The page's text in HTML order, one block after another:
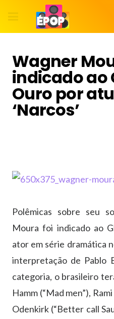
Wagner
indicado ao
Ouro por
‘Narcos’
Polêmicas sobre seu
Moura foi indicado ao
ator em série dramática
interpretação de Pablo
categoria, o brasileiro
Hamm (“Mad men”),
Odenkirk (“Better call